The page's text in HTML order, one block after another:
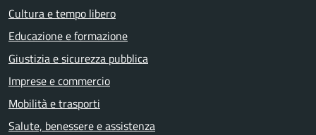
Cultura e tempo libero
Educazione e formazione
Giustizia e sicurezza pubblica
Imprese e commercio
Mobilità e trasporti
Salute, benessere e assistenza